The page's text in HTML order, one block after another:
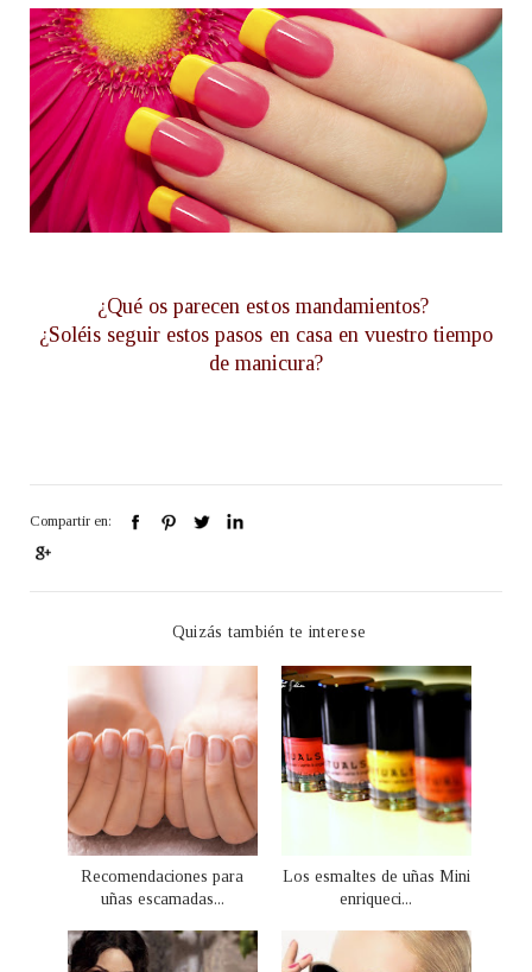
¿Qué os parecen estos mandamientos?
¿Soléis seguir estos pasos en casa en vuestro tiempo
de manicura?
Compartir en:
Quizás también te interese
Recomendaciones para
uñas escamadas...
Los esmaltes de uñas Mini
enriqueci...